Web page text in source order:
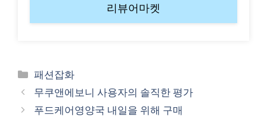
리뷰어마켓
Categories
패션잡화
무쿠앤에보니 사용자의 솔직한 평가
푸드케어영양국 내일을 위해 구매